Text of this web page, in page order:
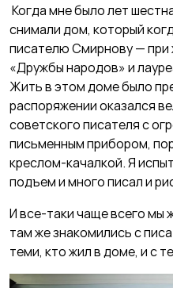
Когда мне было лет
снимали дом, который
писателю Смирнову — при
«Дружбы народов» и
Жить в этом доме было
распоряжении оказался
советского писателя с
письменным прибором,
креслом-качалкой. Я
подъем и много писал и
И все-таки чаще всего мы
там же знакомились с
теми, кто жил в доме, и с